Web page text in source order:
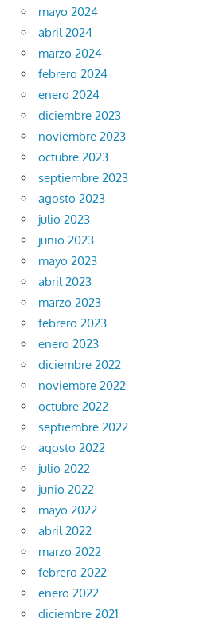
mayo 2024
abril 2024
marzo 2024
febrero 2024
enero 2024
diciembre 2023
noviembre 2023
octubre 2023
septiembre 2023
agosto 2023
julio 2023
junio 2023
mayo 2023
abril 2023
marzo 2023
febrero 2023
enero 2023
diciembre 2022
noviembre 2022
octubre 2022
septiembre 2022
agosto 2022
julio 2022
junio 2022
mayo 2022
abril 2022
marzo 2022
febrero 2022
enero 2022
diciembre 2021